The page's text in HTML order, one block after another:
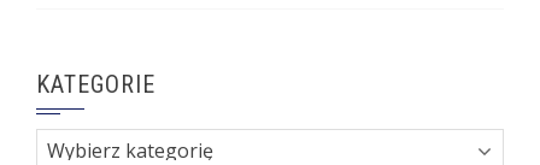
KATEGORIE
Kategorie